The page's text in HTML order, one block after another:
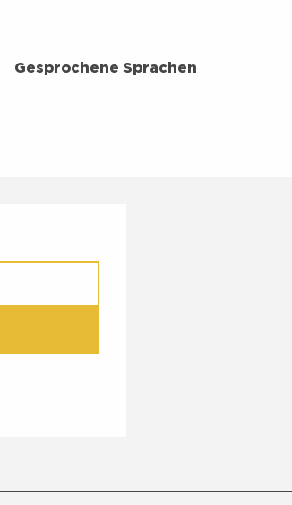
GESPROCHENE SPRACHEN
Gesprochene Sprachen